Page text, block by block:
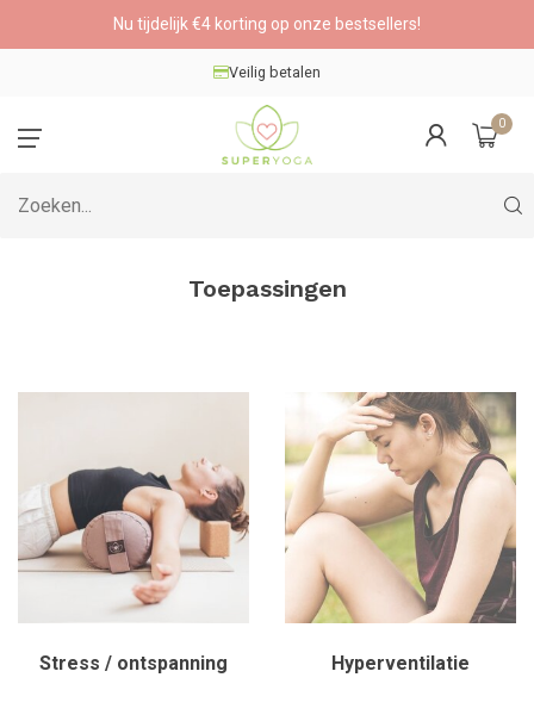
Nu tijdelijk €4 korting op onze bestsellers!
Veilig betalen
0
Toepassingen
Stress / ontspanning Hyperventilatie